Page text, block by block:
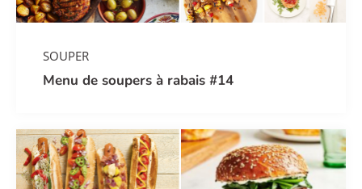
SOUPER
Menu de soupers à rabais #14